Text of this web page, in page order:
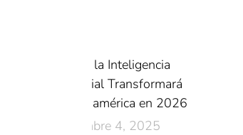
Cómo la Inteligencia
Artificial Transformará
Latinoamérica en 2026
diciembre 4, 2025